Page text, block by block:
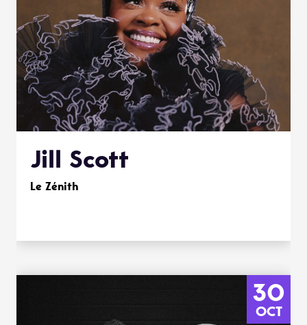
Jill Scott
Le Zénith
30
OCT